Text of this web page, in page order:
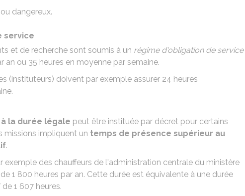
dangereux.
service
et de recherche sont soumis à un régime d'obligation de service
an ou 35 heures en moyenne par semaine.
(instituteurs) doivent par exemple assurer 24 heures
la durée légale peut être instituée par décret pour certains
impliquent un temps de présence supérieur au
.
exemple des chauffeurs de l'administration centrale du ministère
1 800 heures par an. Cette durée est équivalente à une durée
1 607 heures.